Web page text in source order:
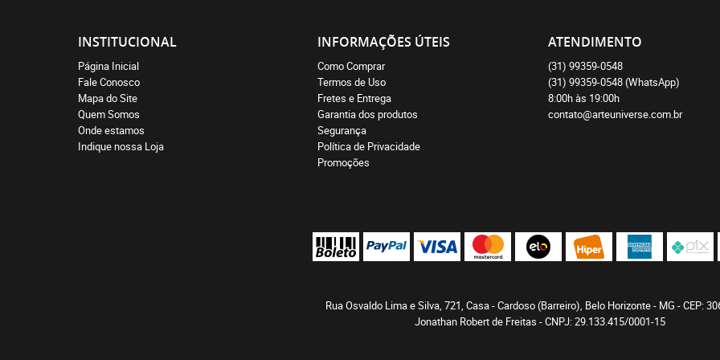
INSTITUCIONAL
Página Inicial
Fale Conosco
Mapa do Site
Quem Somos
Onde estamos
Indique nossa Loja
INFORMAÇÕES ÚTEIS
Como Comprar
Termos de Uso
Fretes e Entrega
Garantia dos produtos
Segurança
Política de Privacidade
Promoções
ATENDIMENTO
(31) 99359-0548
(31) 99359-0548(WhatsApp)
8:00h às 19:00h
contato@arteuniverse.com.br
Rua Osvaldo Lima e Silva, 721, Casa-Cardoso (Barreiro), Belo Horizonte- MG -CEP:
Jonathan Robert de Freitas - CNPJ: 29.133.415/0001-15